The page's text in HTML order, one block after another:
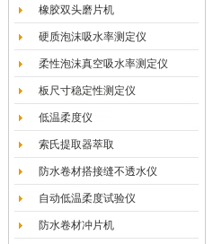
橡胶双头磨片机
硬质泡沫吸水率测定仪
柔性泡沫真空吸水率测定仪
板尺寸稳定性测定仪
低温柔度仪
索氏提取器萃取
防水卷材搭接缝不透水仪
自动低温柔度试验仪
防水卷材冲片机